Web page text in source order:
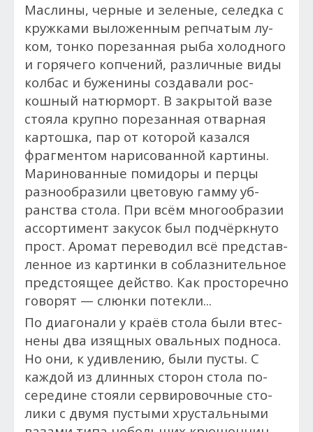
Мас­ли­ны, чер­ные и зе­леные, се­лед­ка с
круж­ка­ми выложен­ным реп­ча­тым лу­
ком, тон­ко порезан­ная ры­ба хо­лод­но­го
и го­ряче­го коп­че­ний, раз­личные ви­ды
кол­бас и бу­жени­ны созда­вали рос­
кошный на­тюр­морт. В зак­ры­той ва­зе
сто­яла круп­но по­резан­ная от­варная
кар­тошка, пар от ко­торой ка­зал­ся
фраг­ментом на­рисо­ван­ной кар­ти­ны.
Ма­рино­ван­ные помидо­ры и пер­цы
раз­но­об­ра­зили цве­товую гам­му уб­
ранс­тва сто­ла. При всём многообразии
ас­сорти­мент за­кусок был под­чёр­кну­то
прост. Аро­мат пе­рево­дил всё представ­
ленное из кар­тинки в соб­лазни­тель­ное
пред­сто­ящее дей­ство. Как просторечно
говорят — слюнки потекли...
По ди­аго­нали у краёв стола бы­ли втес­
не­ны два изящ­ных оваль­ных под­но­са.
Но они, к удив­ле­нию, бы­ли пус­ты. С
каж­дой из длин­ных сто­рон сто­ла по­
сере­дине сто­яли сервировоч­ные сто­
лики с дву­мя пус­ты­ми хрус­таль­ны­ми